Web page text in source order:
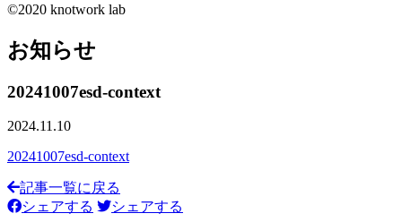
©2020 knotwork lab
お知らせ
20241007esd-context
2024.11.10
20241007esd-context
記事一覧に戻る
シェアする
シェアする